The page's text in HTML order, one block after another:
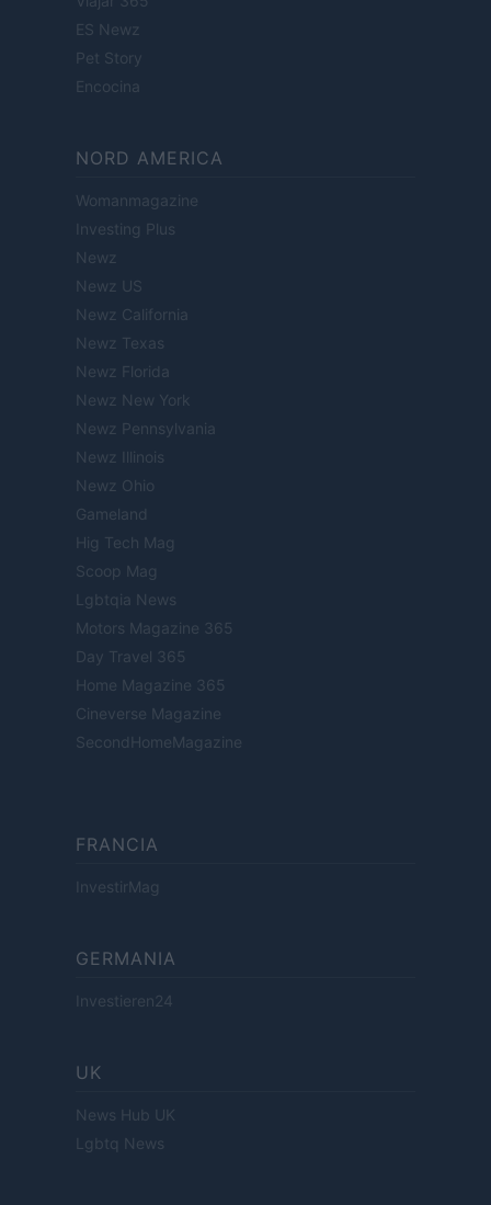
ES Newz
Pet Story
Encocina
NORD AMERICA
Womanmagazine
Investing Plus
Newz
Newz US
Newz California
Newz Texas
Newz Florida
Newz New York
Newz Pennsylvania
Newz Illinois
Newz Ohio
Gameland
Hig Tech Mag
Scoop Mag
Lgbtqia News
Motors Magazine 365
Day Travel 365
Home Magazine 365
Cineverse Magazine
SecondHomeMagazine
FRANCIA
InvestirMag
GERMANIA
Investieren24
UK
News Hub UK
Lgbtq News